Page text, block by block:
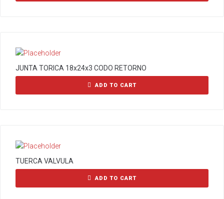
JUNTA TORICA 18x24x3 CODO RETORNO
ADD TO CART
TUERCA VALVULA
ADD TO CART